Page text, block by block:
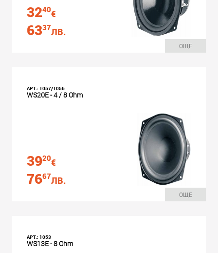
3240€
6337ЛВ.
ОЩЕ
АРТ.: 1057/1056
WS20E - 4 / 8 Ohm
3920€
7667ЛВ.
ОЩЕ
АРТ.: 1053
WS13E - 8 Ohm